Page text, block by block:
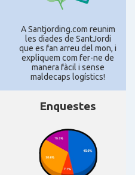
A Santjording.com reunim
les diades de SantJordi
que es fan arreu del mon, i
expliquem com fer-ne de
manera fàcil i sense
maldecaps logí­stics!
Enquestes